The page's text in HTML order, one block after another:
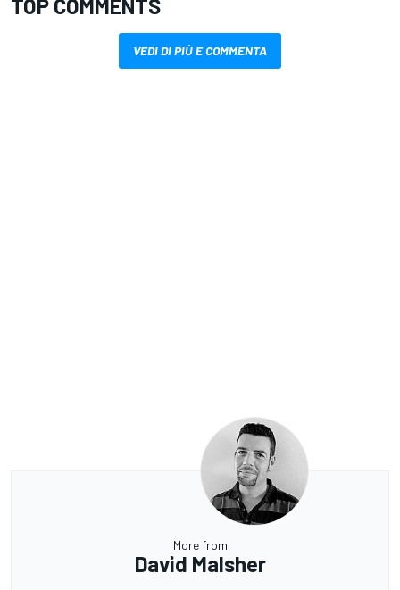
TOP COMMENTS
VEDI DI PIÙ E COMMENTA
More from
David Malsher